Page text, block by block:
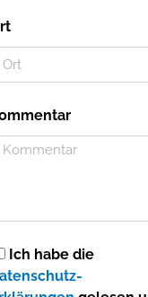
Details
Ich habe die